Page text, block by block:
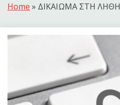
Home » ΔΙΚΑΙΩΜΑ ΣΤΗ ΛΗΘΗ